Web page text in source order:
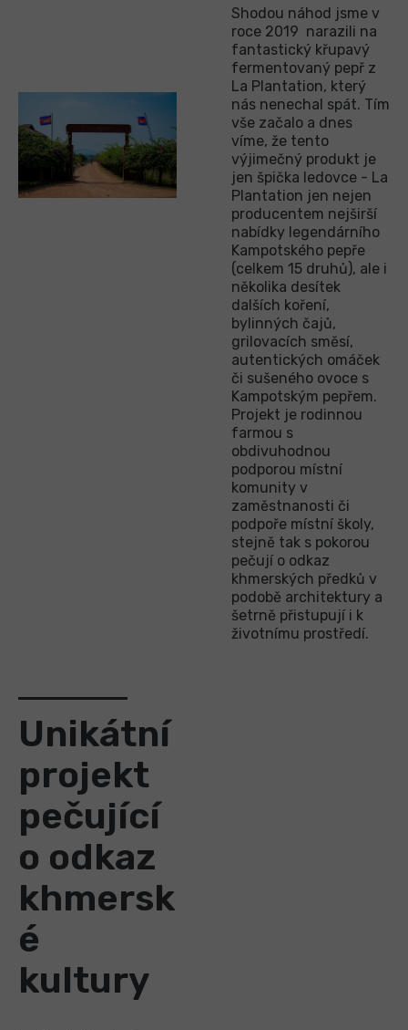
Shodou náhod jsme v
roce 2019 narazili na
fantastický křupavý
fermentovaný pepř z
La Plantation, který
nás nenechal spát. Tím
vše začalo a dnes
víme, že tento
výjimečný produkt je
jen špička ledovce - La
Plantation jen nejen
producentem nejširší
nabídky legendárního
Kampotského pepře
(celkem 15 druhů), ale i
několika desítek
dalších koření,
bylinných čajů,
grilovacích směsí,
autentických omáček
či sušeného ovoce s
Kampotským pepřem.
Projekt je rodinnou
farmou s
obdivuhodnou
podporou místní
komunity v
zaměstnanosti či
podpoře místní školy,
stejně tak s pokorou
pečují o odkaz
khmerských předků v
podobě architektury a
šetrně přistupují i k
životnímu prostředí.
Unikátní
projekt
pečující
o odkaz
khmersk
é
kultury